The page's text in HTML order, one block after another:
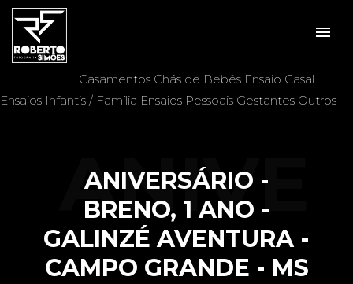
menu
Casamentos Chás de Bebês Ensaio Casal
Ensaios Infantis / Família Ensaios Pessoais Gestantes Outros
ANIVERSÁRIO -
BRENO, 1 ANO -
GALINZÉ AVENTURA -
CAMPO GRANDE - MS
ANIVE